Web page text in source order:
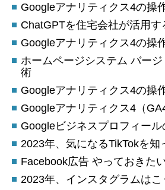
Googleアナリティクス4の操
ChatGPTを住宅会社が活用す
Googleアナリティクス4の操
ホームページシステム バー
術
Googleアナリティクス4の操
Googleアナリティクス4（
Googleビジネスプロフィー
2023年、気になるTikTokを知
Facebook広告 やっておきた
2023年、インスタグラムはこ